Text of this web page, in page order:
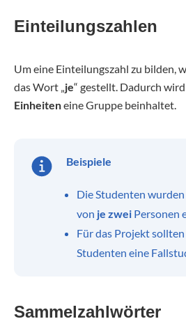
Einteilungszahlen
Um eine Einteilungszahl zu bilden,
das Wort „je“ gestellt. Dadurch
Einheiteneine Gruppe beinhaltet.
Beispiele
Die Studenten
von je zwei Personen
Für das Projekt sollten
Studenten eine
Sammelzahlwörter